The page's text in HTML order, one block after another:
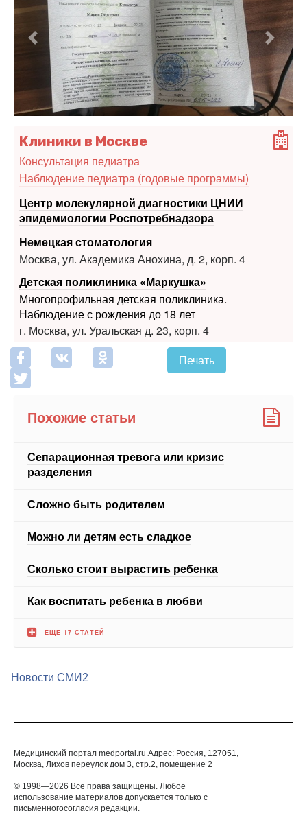
Предыдущий
Клиники в Москве
Консультация педиатра
Наблюдение педиатра (годовые программы)
Центр молекулярной диагностики ЦНИИ
эпидемиологии Роспотребнадзора
Немецкая стоматология
Москва, ул. Академика Анохина, д. 2, корп. 4
Детская поликлиника «Маркушка»
Многопрофильная детская поликлиника.
Наблюдение с рождения до 18 лет
г. Москва, ул. Уральская д. 23, корп. 4
Печать
Похожие статьи
Сепарационная тревога или кризис
разделения
Сложно быть родителем
Можно ли детям есть сладкое
Сколько стоит вырастить ребенка
Как воспитать ребенка в любви
ЕЩЕ 17 СТАТЕЙ
Новости СМИ2
Медицинский портал medportal.ru.Адрес: Россия, 127051,
Москва, Лихов переулок дом 3, стр.2, помещение 2
© 1998—2026 Все права защищены. Любое
использование материалов допускается только с
письменногосогласия редакции.